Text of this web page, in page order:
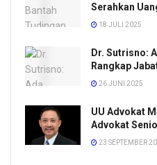
Serahkan
18 JULI 2025
Dr. Sutrisno:
Rangkap
26 JUNI 2025
UU Advokat
Advokat
23 SEPTEMBER